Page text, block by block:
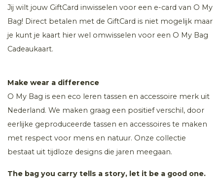
Jij wilt jouw GiftCard inwisselen voor een e-card van O My
Bag! Direct betalen met de GiftCard is niet mogelijk maar
je kunt je kaart hier wel omwisselen voor een O My Bag
Cadeaukaart.
Make wear a difference
O My Bag is een eco leren tassen en accessoire merk uit
Nederland. We maken graag een positief verschil, door
eerlijke geproduceerde tassen en accessoires te maken
met respect voor mens en natuur. Onze collectie
bestaat uit tijdloze designs die jaren meegaan.
The bag you carry tells a story, let it be a good one.